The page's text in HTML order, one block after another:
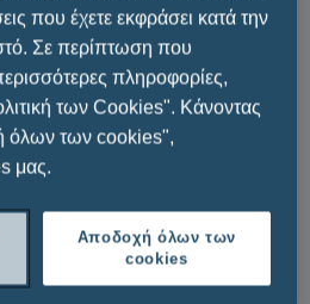
να οδηγήσει σε παρακμή
λειτουργίας.
τα υψηλά επίπεδα
σε ένα μεγάλο δείγμα
του εγκεφάλου
που έχετε εκφράσει κατά την
Σε περίπτωση που
πληροφορίες,
των Cookies". Κάνοντας
όλων των cookies",
μας.
Αποδοχή όλων των
cookies